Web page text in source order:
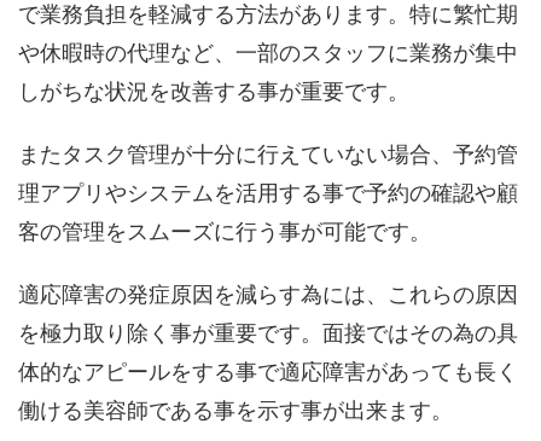
で業務負担を軽減する方法があります。特に繁忙期
や休暇時の代理など、一部のスタッフに業務が集中
しがちな状況を改善する事が重要です。
またタスク管理が十分に行えていない場合、予約管
理アプリやシステムを活用する事で予約の確認や顧
客の管理をスムーズに行う事が可能です。
適応障害の発症原因を減らす為には、これらの原因
を極力取り除く事が重要です。面接ではその為の具
体的なアピールをする事で適応障害があっても長く
働ける美容師である事を示す事が出来ます。